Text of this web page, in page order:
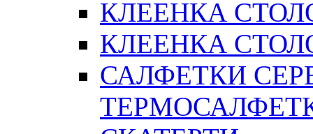
КЛЕЕНКА
КЛЕЕНКА
САЛФЕТКИ